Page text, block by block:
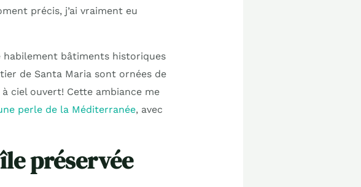
précis, j’ai vraiment eu
habilement bâtiments historiques
de Santa Maria sont ornées de
ciel ouvert! Cette ambiance me
perle de la Méditerranée, avec
préservée